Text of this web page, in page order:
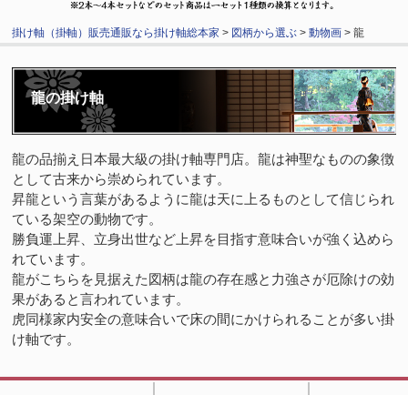
掛け軸（掛軸）販売通販なら掛け軸総本家 > 図柄から選ぶ >動物画 > 龍
龍の掛け軸
龍の品揃え日本最大級の掛け軸専門店。龍は神聖なものの象徴
として古来から崇められています。
昇龍という言葉があるように龍は天に上るものとして信じられ
ている架空の動物です。
勝負運上昇、立身出世など上昇を目指す意味合いが強く込めら
れています。
龍がこちらを見据えた図柄は龍の存在感と力強さが厄除けの効
果があると言われています。
虎同様家内安全の意味合いで床の間にかけられることが多い掛
け軸です。